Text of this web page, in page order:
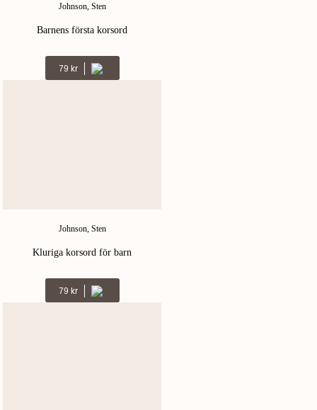
Johnson, Sten
Barnens första korsord
79 Kr
Johnson, Sten
Kluriga korsord för barn
79 Kr